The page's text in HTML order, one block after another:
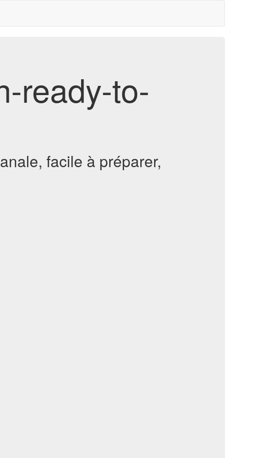
ready-to-
facile à préparer,